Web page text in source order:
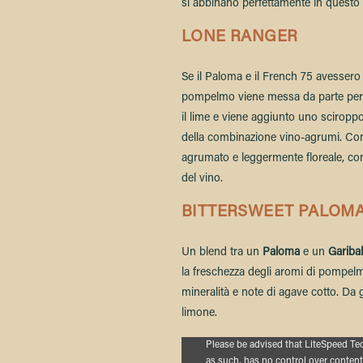
si abbinano perfettamente in
LONE RANGER
Se il Paloma e il French 75
pompelmo viene messa da parte
il lime e viene aggiunto uno
della combinazione vino-agrumi.
agrumato e leggermente floreale,
del vino.
BITTERSWEET
Un blend tra un Paloma e un
la freschezza degli aromi di
mineralità e note di agave cotto.
limone.
Please be advised that LiteSpeed